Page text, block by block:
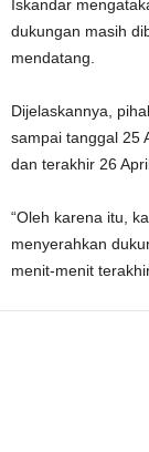
Iskandar
dukungan masih
mendatang.
Dijelaskannya,
sampai tanggal 25
dan terakhir 26
“Oleh karena itu,
menyerahkan
menit-menit